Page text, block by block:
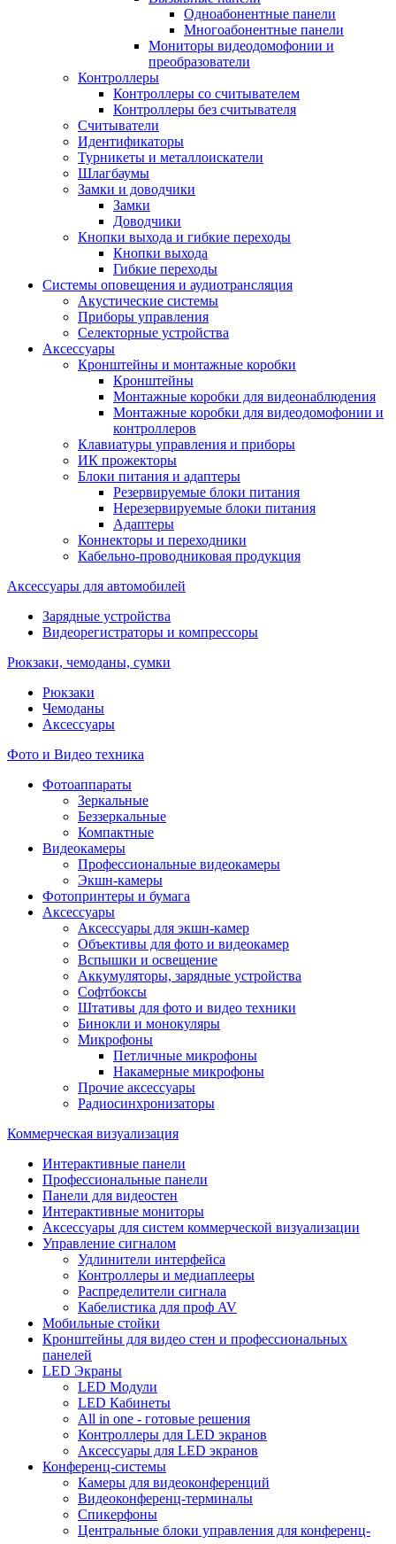
Одноабонентные панели
Многоабонентные панели
Мониторы видеодомофонии и
преобразователи
Контроллеры
Контроллеры со считывателем
Контроллеры без считывателя
Считыватели
Идентификаторы
Турникеты и металлоискатели
Шлагбаумы
Замки и доводчики
Замки
Доводчики
Кнопки выхода и гибкие переходы
Кнопки выхода
Гибкие переходы
Системы оповещения и аудиотрансляция
Акустические системы
Приборы управления
Селекторные устройства
Аксессуары
Кронштейны и монтажные коробки
Кронштейны
Монтажные коробки для видеонаблюдения
Монтажные коробки для видеодомофонии и
контроллеров
Клавиатуры управления и приборы
ИК прожекторы
Блоки питания и адаптеры
Резервируемые блоки питания
Нерезервируемые блоки питания
Адаптеры
Коннекторы и переходники
Кабельно-проводниковая продукция
Аксессуары для автомобилей
Зарядные устройства
Видеорегистраторы и компрессоры
Рюкзаки, чемоданы, сумки
Рюкзаки
Чемоданы
Аксессуары
Фото и Видео техника
Фотоаппараты
Зеркальные
Беззеркальные
Компактные
Видеокамеры
Профессиональные видеокамеры
Экшн-камеры
Фотопринтеры и бумага
Аксессуары
Аксессуары для экшн-камер
Объективы для фото и видеокамер
Вспышки и освещение
Аккумуляторы, зарядные устройства
Софтбоксы
Штативы для фото и видео техники
Бинокли и монокуляры
Микрофоны
Петличные микрофоны
Накамерные микрофоны
Прочие аксессуары
Радиосинхронизаторы
Коммерческая визуализация
Интерактивные панели
Профессиональные панели
Панели для видеостен
Интерактивные мониторы
Аксессуары для систем коммерческой визуализации
Управление сигналом
Удлинители интерфейса
Контроллеры и медиаплееры
Распределители сигнала
Кабелистика для проф AV
Мобильные стойки
Кронштейны для видео стен и профессиональных
панелей
LED Экраны
LED Модули
LED Кабинеты
All in one - готовые решения
Контроллеры для LED экранов
Аксессуары для LED экранов
Конференц-системы
Камеры для видеоконференций
Видеоконференц-терминалы
Спикерфоны
Центральные блоки управления для конференц-